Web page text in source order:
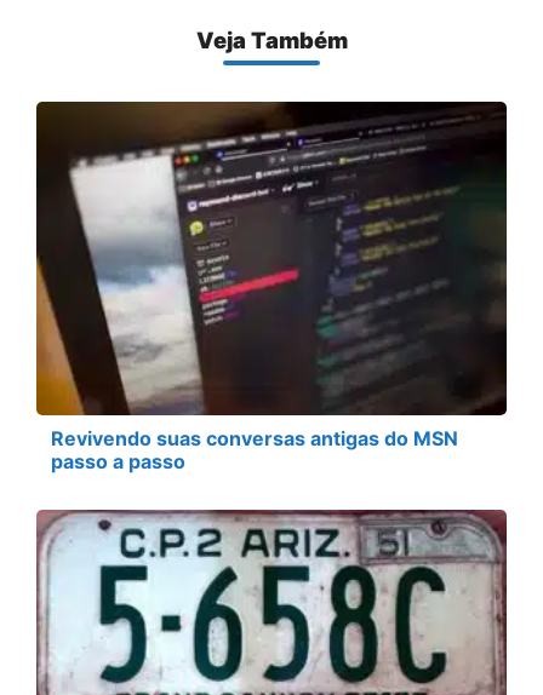
Veja Também
Revivendo suas conversas antigas do MSN
passo a passo